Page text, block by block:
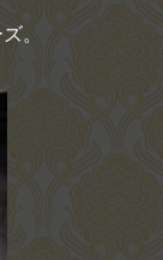
。